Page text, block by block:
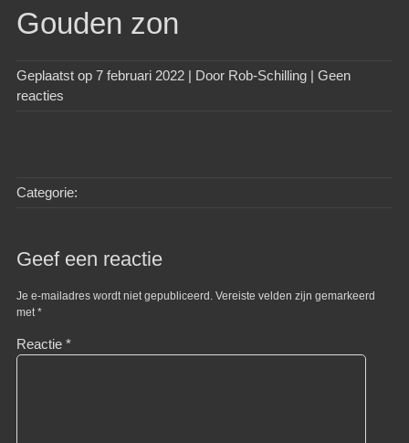
Gouden zon
Geplaatst op 7 februari 2022| Door Rob-Schilling| Geen
reacties
Categorie:
Geef een reactie
Je e-mailadres wordt niet gepubliceerd. Vereiste velden zijn gemarkeerd
met*
Reactie *